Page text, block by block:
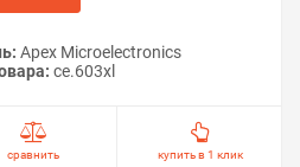
Apex Microelectronics
ce.603xl
сравнить купить в 1 клик